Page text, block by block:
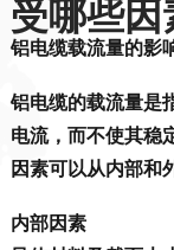
受哪些
铝电缆载流量的影
铝电缆的载流量是
电流，而不使其稳
因素可以从内部和
内部因素